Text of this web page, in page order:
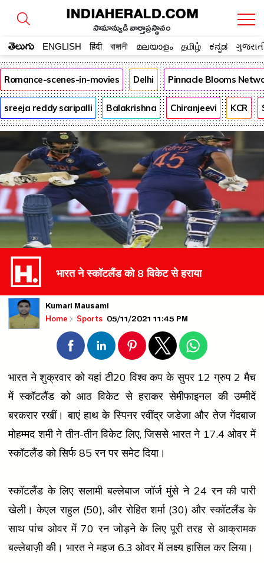
సామాన్యుడి వార్తాప్రస్థానం
తెలుగు ENGLISH हिंदी বাঙ্গালী മലയാളം தமிழ் ಕನ್ನಡ
Romance-scenes-in-movies Delhi Pinnacle Blooms
sreeja reddy saripalli Balakrishna Chiranjeevi KCR
भारत ने स्कॉटलैंड को 8 विकेट से हराया
Kumari Mausami
Home Sports 05/11/2021 11:45 PM
भारत ने शुक्रवार को यहां टी20 विश्व कप के सुपर 12 ग्रुप 2 मैच
में स्कॉटलैंड को आठ विकेट से हराकर सेमीफाइनल की उम्मीदें
बरकरार रखीं। बाएं हाथ के स्पिनर रवींद्र जडेजा और तेज गेंदबाज
मोहम्मद शमी ने तीन-तीन विकेट लिए, जिससे भारत ने 17.4 ओवर में
स्कॉटलैंड को सिर्फ 85 रन पर समेट दिया।
स्कॉटलैंड के लिए सलामी बल्लेबाज जॉर्ज मुंसे ने 24 रन की पारी
खेली। केएल राहुल (50), और रोहित शर्मा (30) और स्कॉटलैंड के
साथ पांच ओवर में 70 रन जोड़ने के लिए पूरी तरह से आक्रामक
बल्लेबाज़ी की। भारत ने महज 6.3 ओवर में लक्ष्य हासिल कर लिया।